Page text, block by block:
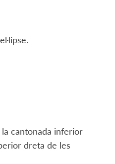
cantonada inferior
dreta de les